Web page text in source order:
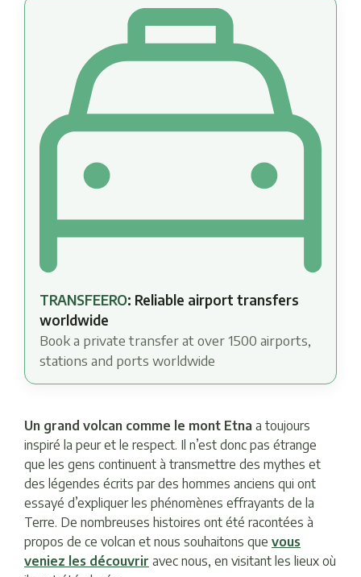
TRANSFEERO: Reliable airport transfers
worldwide
Book a private transfer at over 1500 airports,
stations and ports worldwide
Un grand volcan comme le mont Etna a toujours
inspiré la peur et le respect. Il n’est donc pas étrange
que les gens continuent à transmettre des mythes et
des légendes écrits par des hommes anciens qui ont
essayé d’expliquer les phénomènes effrayants de la
Terre. De nombreuses histoires ont été racontées à
propos de ce volcan et nous souhaitons que vous
veniez les découvrir avec nous, en visitant les lieux où